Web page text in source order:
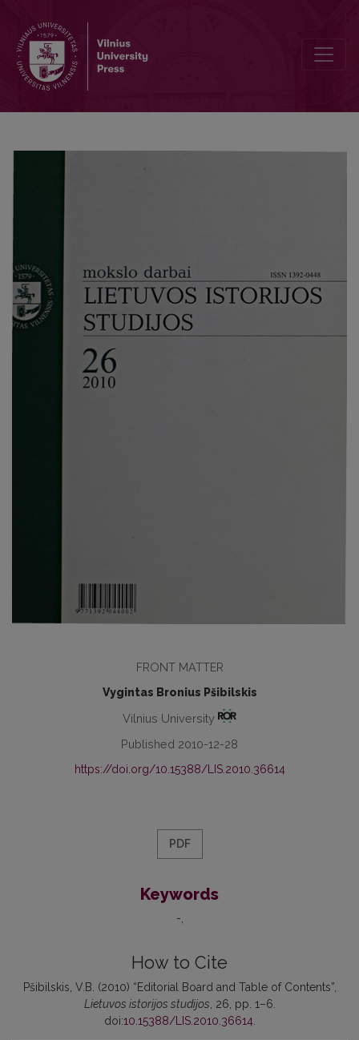
FRONT MATTER
Vygintas Bronius Pšibilskis
Vilnius University
Published 2010-12-28
https://doi.org/10.15388/LIS.2010.36614
PDF
Keywords
-
How to Cite
Pšibilskis, V.B. (2010) “Editorial Board and Table of Contents”,
Lietuvos istorijos studijos , 26, pp. 1–6.
doi:10.15388/LIS.2010.36614.